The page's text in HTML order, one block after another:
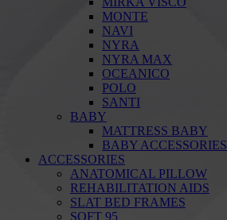
MONTE
NAVI
NYRA
NYRA MAX
OCEANICO
POLO
SANTI
BABY
MATTRESS BABY
BABY ACCESSORIES
ACCESSORIES
ANATOMICAL PILLOW
REHABILITATION AIDS
SLAT BED FRAMES
SOFT 95